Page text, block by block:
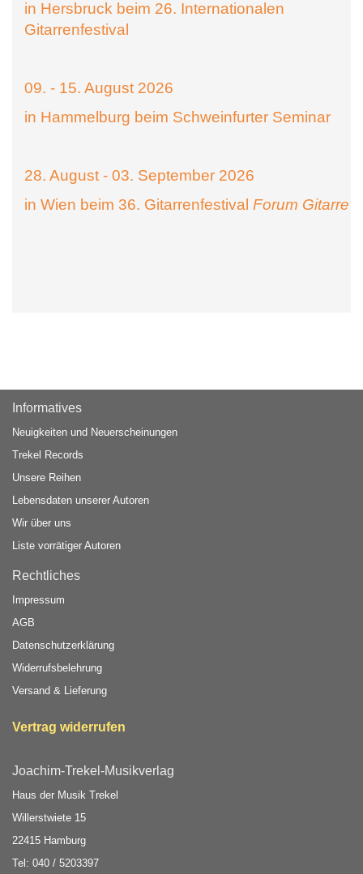
in Hersbruck beim 26. Internationalen
Gitarrenfestival
09. - 15. August 2026
in Hammelburg beim Schweinfurter Seminar
28. August - 03. September 2026
in Wien beim 36. Gitarrenfestival Forum Gitarre
Informatives
Neuigkeiten und Neuerscheinungen
Trekel Records
Unsere Reihen
Lebensdaten unserer Autoren
Wir über uns
Liste vorrätiger Autoren
Rechtliches
Impressum
AGB
Datenschutzerklärung
Widerrufsbelehrung
Versand & Lieferung
Vertrag widerrufen
Joachim-Trekel-Musikverlag
Haus der Musik Trekel
Willerstwiete 15
22415 Hamburg
Tel: 040 / 5203397